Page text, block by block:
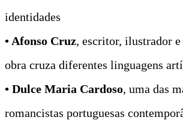
identidades
• Afonso Cruz, escritor, ilustrador
obra cruza diferentes linguagens
• Dulce Maria Cardoso, uma das
romancistas portuguesas